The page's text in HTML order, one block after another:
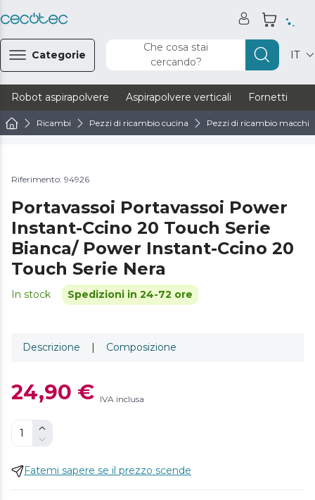
Categorie
Che cosa stai
cercando?
IT
Robot aspirapolvere Aspirapolvere verticali Fornetti
Ricambi Pezzi di ricambio cucina Pezzi di ricambio
Riferimento: 94926
Portavassoi Portavassoi Power
Instant-Ccino 20 Touch Serie
Bianca/ Power Instant-Ccino 20
Touch Serie Nera
In stock Spedizioni in 24-72 ore
Descrizione | Composizione
24,90 € IVA inclusa
Fatemi sapere se il prezzo scende